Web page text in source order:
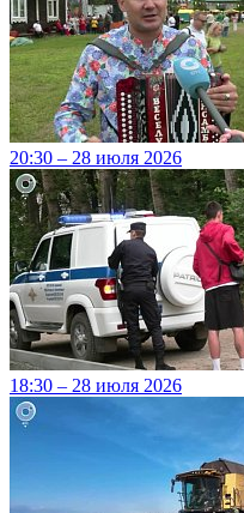
20:30 – 28 июля 2026
18:30 – 28 июля 2026